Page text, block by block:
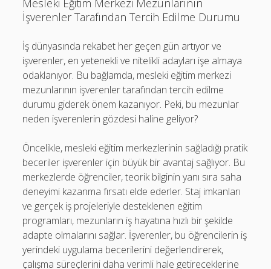
İşverenler Tarafından Tercih Edilme Durumu
İş dünyasında rekabet her geçen gün artıyor ve
işverenler, en yetenekli ve nitelikli adayları işe almaya
odaklanıyor. Bu bağlamda, mesleki eğitim merkezi
mezunlarının işverenler tarafından tercih edilme
durumu giderek önem kazanıyor. Peki, bu mezunlar
neden işverenlerin gözdesi haline geliyor?
Öncelikle, mesleki eğitim merkezlerinin sağladığı pratik
beceriler işverenler için büyük bir avantaj sağlıyor. Bu
merkezlerde öğrenciler, teorik bilginin yanı sıra saha
deneyimi kazanma fırsatı elde ederler. Staj imkanları
ve gerçek iş projeleriyle desteklenen eğitim
programları, mezunların iş hayatına hızlı bir şekilde
adapte olmalarını sağlar. İşverenler, bu öğrencilerin iş
yerindeki uygulama becerilerini değerlendirerek,
çalışma süreçlerini daha verimli hale getireceklerine